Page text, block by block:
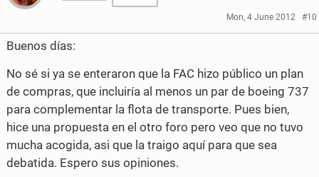
r
e
F
a
c
r
e
T
w
i
Mon, 4 June 2012 #10
Buenos días:
No sé si ya se enteraron que la FAC hizo público un plan
de compras, que incluiría al menos un par de boeing 737
para complementar la flota de transporte. Pues bien,
hice una propuesta en el otro foro pero veo que no tuvo
mucha acogida, asi que la traigo aquí para que sea
debatida. Espero sus opiniones.